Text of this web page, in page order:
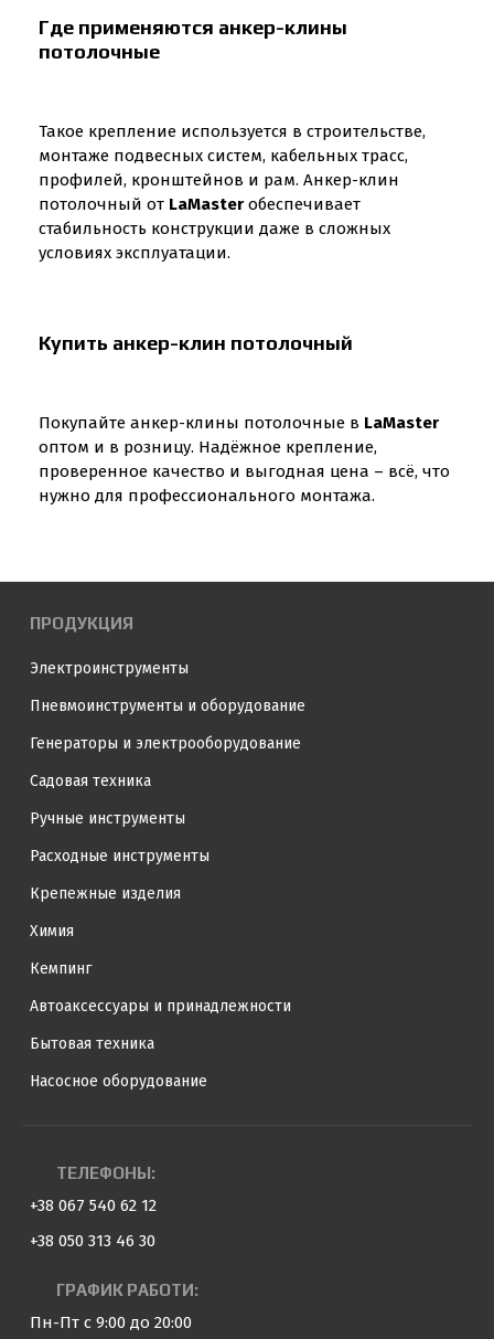
Где применяются анкер-клины
потолочные
Такое крепление используется в строительстве,
монтаже подвесных систем, кабельных трасс,
профилей, кронштейнов и рам. Анкер-клин
потолочный от LaMaster обеспечивает
стабильность конструкции даже в сложных
условиях эксплуатации.
Купить анкер-клин потолочный
Покупайте анкер-клины потолочные в LaMaster
оптом и в розницу. Надёжное крепление,
проверенное качество и выгодная цена – всё, что
нужно для профессионального монтажа.
ПРОДУКЦИЯ
Электроинструменты
Пневмоинструменты и оборудование
Генераторы и электрооборудование
Садовая техника
Ручные инструменты
Расходные инструменты
Крепежные изделия
Химия
Кемпинг
Автоаксессуары и принадлежности
Бытовая техника
Насосное оборудование
ТЕЛЕФОНЫ:
+38 067 540 62 12
+38 050 313 46 30
ГРАФИК РАБОТИ:
Пн-Пт с 9:00 до 20:00